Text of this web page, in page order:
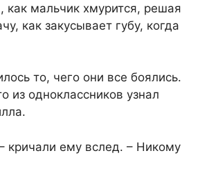
как мальчик хмурится, решая
как закусывает губу, когда
то, чего они все боялись.
из одноклассников узнал
кричали ему вслед. – Никому